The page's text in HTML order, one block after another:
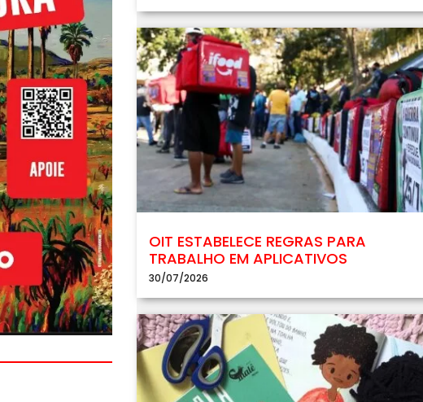
OIT ESTABELECE REGRAS PARA
TRABALHO EM APLICATIVOS
30/07/2026